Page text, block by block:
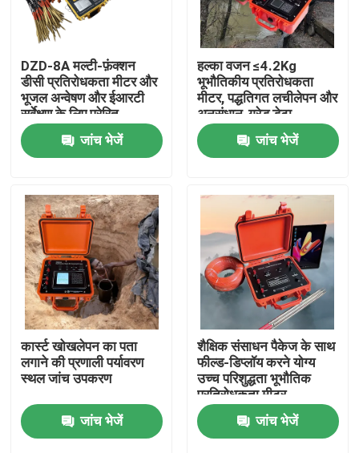
होम
उत्पाद
हमारे बारे में
फैक्टरी यात्रा
गुणवत्ता नियंत्रण
DZD-8A मल्टी-फ़ंक्शन
डीसी प्रतिरोधकता मीटर और
भूजल अन्वेषण और ईआरटी
सर्वेक्षण के लिए प्रेरित
ध्रुवीकरण प्रणाली
जांच भेजें
हल्का वजन ≤4.2Kg
भूभौतिकीय प्रतिरोधकता
मीटर, पद्धतिगत लचीलेपन और
अनुसंधान-ग्रेड डेटा
पारदर्शिता के साथ
जांच भेजें
कार्स्ट खोखलेपन का पता
लगाने की प्रणाली पर्यावरण
स्थल जांच उपकरण
जांच भेजें
शैक्षिक संसाधन पैकेज के साथ
फील्ड-डिप्लॉय करने योग्य
उच्च परिशुद्धता भूभौतिक
प्रतिरोधकता मीटर
जांच भेजें